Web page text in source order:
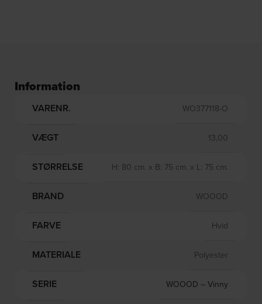
Information
VARENR. WO377118-O
VÆGT 13,00
STØRRELSE H: 80 cm. x B: 75 cm. x L: 75 cm.
BRAND WOOOD
FARVE Hvid
MATERIALE Polyester
SERIE WOOOD – Vinny